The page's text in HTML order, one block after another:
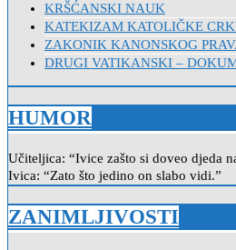
KRŠĆANSKI NAUK
KATEKIZAM KATOLIČKE
ZAKONIK KANONSKOG
DRUGI VATIKANSKI –
HUMOR
Učiteljica: “Ivice zašto si doveo djeda
Ivica: “Zato što jedino on slabo vidi.”
ZANIMLJIVOSTI